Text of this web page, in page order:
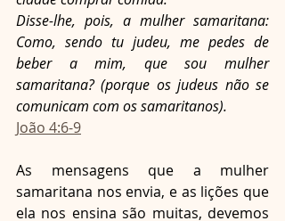
Disse-lhe, pois, a mulher samaritana:
Como, sendo tu judeu, me pedes de
beber a mim, que sou mulher
samaritana? (porque os judeus não se
comunicam com os samaritanos).
João 4:6-9
As mensagens que a mulher
samaritana nos envia, e as lições que
ela nos ensina são muitas, devemos